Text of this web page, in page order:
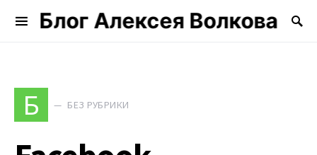
Блог Алексея Волкова
Search for:
Б БЕЗ РУБРИКИ